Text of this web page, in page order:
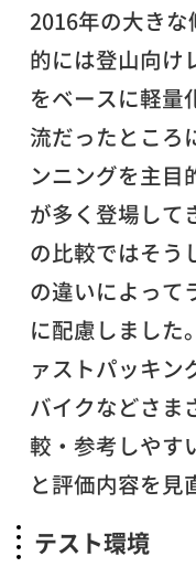
2016年の大き
的には登山向け
をベースに軽量
流だったところ
ンニングを主目
が多く登場して
の比較ではそう
の違いによって
に配慮しました
ァストパッキン
バイクなどさま
較・参考しやす
と評価内容を見
テスト環境